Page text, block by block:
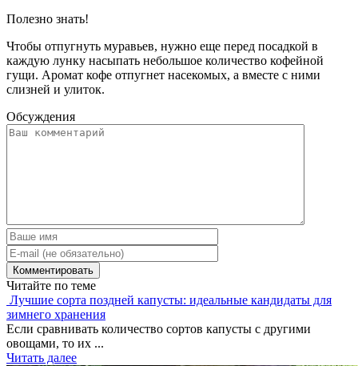
Полезно знать!
Чтобы отпугнуть муравьев, нужно еще перед посадкой в
каждую лунку насыпать небольшое количество кофейной
гущи. Аромат кофе отпугнет насекомых, а вместе с ними
слизней и улиток.
Обсуждения
Читайте по теме
Лучшие сорта поздней капусты: идеальные кандидаты для
зимнего хранения
Если сравнивать количество сортов капусты с другими
овощами, то их ...
Читать далее